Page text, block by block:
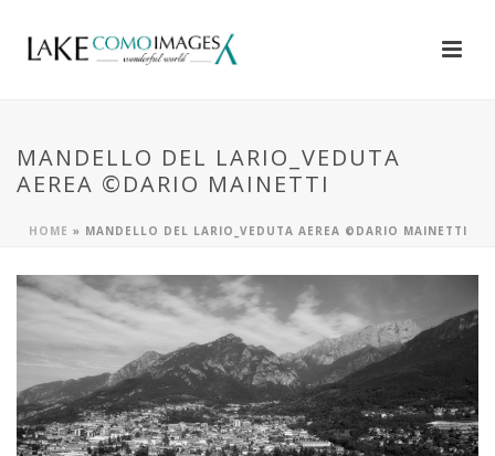
MANDELLO DEL LARIO_VEDUTA
AEREA ©DARIO MAINETTI
HOME » MANDELLO DEL LARIO_VEDUTA AEREA ©DARIO MAINETTI